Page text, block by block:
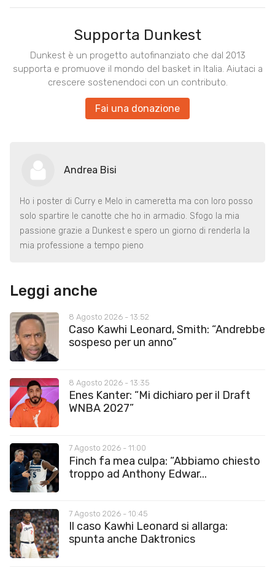
Supporta Dunkest
Dunkest è un progetto autofinanziato che dal 2013
supporta e promuove il mondo del basket in Italia. Aiutaci a
crescere sostenendoci con un contributo.
Fai una donazione
Andrea Bisi
Ho i poster di Curry e Melo in cameretta ma con loro posso
solo spartire le canotte che ho in armadio. Sfogo la mia
passione grazie a Dunkest e spero un giorno di renderla la
mia professione a tempo pieno
Leggi anche
8 Agosto 2026 - 13:52
Caso Kawhi Leonard, Smith: “Andrebbe
sospeso per un anno”
8 Agosto 2026 - 13:35
Enes Kanter: “Mi dichiaro per il Draft
WNBA 2027”
7 Agosto 2026 - 11:00
Finch fa mea culpa: “Abbiamo chiesto
troppo ad Anthony Edwar...
7 Agosto 2026 - 10:45
Il caso Kawhi Leonard si allarga:
spunta anche Daktronics